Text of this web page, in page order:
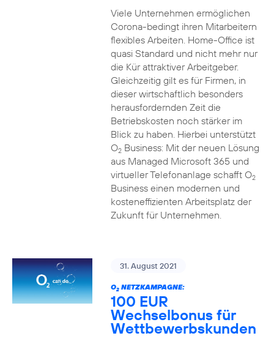
Viele Unternehmen ermöglichen
Corona-bedingt ihren Mitarbeitern
flexibles Arbeiten. Home-Office ist
quasi Standard und nicht mehr nur
die Kür attraktiver Arbeitgeber.
Gleichzeitig gilt es für Firmen, in
dieser wirtschaftlich besonders
herausfordernden Zeit die
Betriebskosten noch stärker im
Blick zu haben. Hierbei unterstützt
O2Business: Mit der neuen Lösung
aus Managed Microsoft 365 und
virtueller Telefonanlage schafft O2
Business einen modernen und
kosteneffizienten Arbeitsplatz der
Zukunft für Unternehmen.
31. August 2021
O2NETZKAMPAGNE:
100 EUR
Wechselbonus für
Wettbewerbskunden